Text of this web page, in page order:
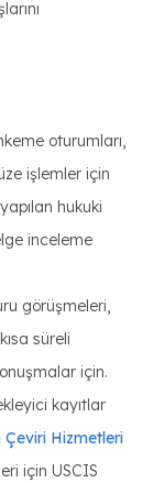
oturumları,
işlemler için
hukuki
inceleme
görüşmeleri,
süreli
için.
kayıtlar
Çeviri Hizmetleri
için USCIS